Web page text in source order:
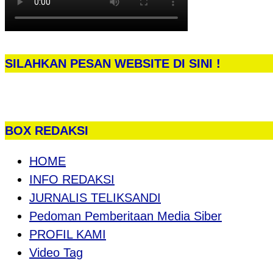
SILAHKAN PESAN WEBSITE DI SINI !
BOX REDAKSI
HOME
INFO REDAKSI
JURNALIS TELIKSANDI
Pedoman Pemberitaan Media Siber
PROFIL KAMI
Video Tag